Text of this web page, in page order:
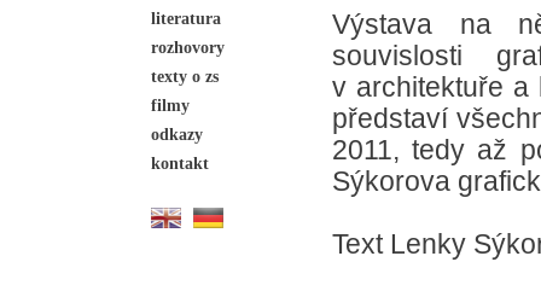
literatura
rozhovory
texty o zs
filmy
odkazy
kontakt
Výstava na
souvislosti
v architektuře a
představí
2011, tedy až
Sýkorova
Text Lenky